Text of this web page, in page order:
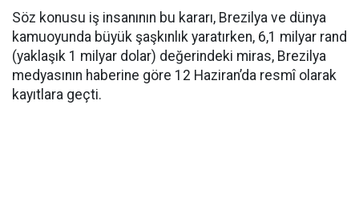
Söz konusu iş insanının bu kararı, Brezilya ve dünya
kamuoyunda büyük şaşkınlık yaratırken, 6,1 milyar rand
(yaklaşık 1 milyar dolar) değerindeki miras, Brezilya
medyasının haberine göre 12 Haziran’da resmî olarak
kayıtlara geçti.